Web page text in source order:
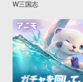
W三国志